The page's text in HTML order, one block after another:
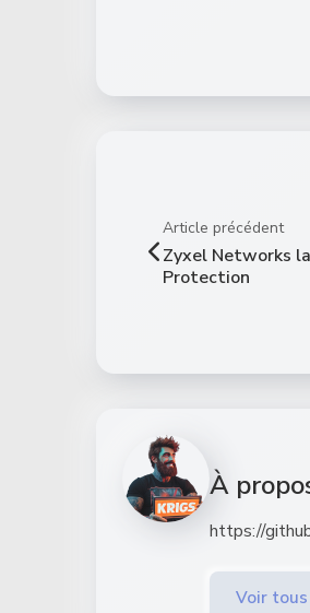
Article précédent
Zyxel Networks
Protection
À
https://
Voir